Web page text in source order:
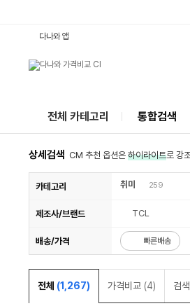
다나와 앱
전체 카테고리 통합검색
상세검색 CM 추천 옵션은 하이라이트로 강
카테고리 취미 259
제조사/브랜드 TCL
배송/가격 빠른배송
전체 (1,267) 가격비교 (4) 검